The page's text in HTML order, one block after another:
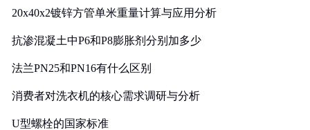
20x40x2镀锌方管单米重量计算与应用分析
抗渗混凝土中P6和P8膨胀剂分别加多少
法兰PN25和PN16有什么区别
消费者对洗衣机的核心需求调研与分析
U型螺栓的国家标准